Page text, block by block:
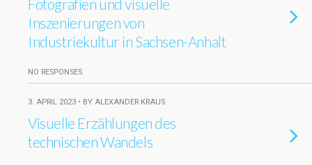
Fotografien und visuelle
Inszenierungen von
Industriekultur in Sachsen-Anhalt
NO RESPONSES
3. APRIL 2023 • BY ALEXANDER KRAUS
Visuelle Erzählungen des
technischen Wandels